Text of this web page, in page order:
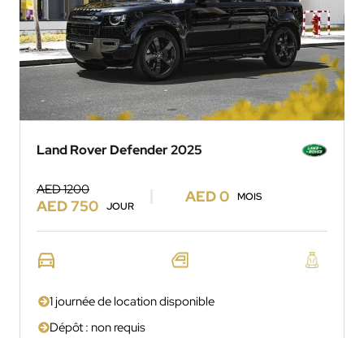
Land Rover Defender 2025
AED 1200
AED 750 JOUR
AED 0 MOIS
1 journée de location disponible
Dépôt : non requis